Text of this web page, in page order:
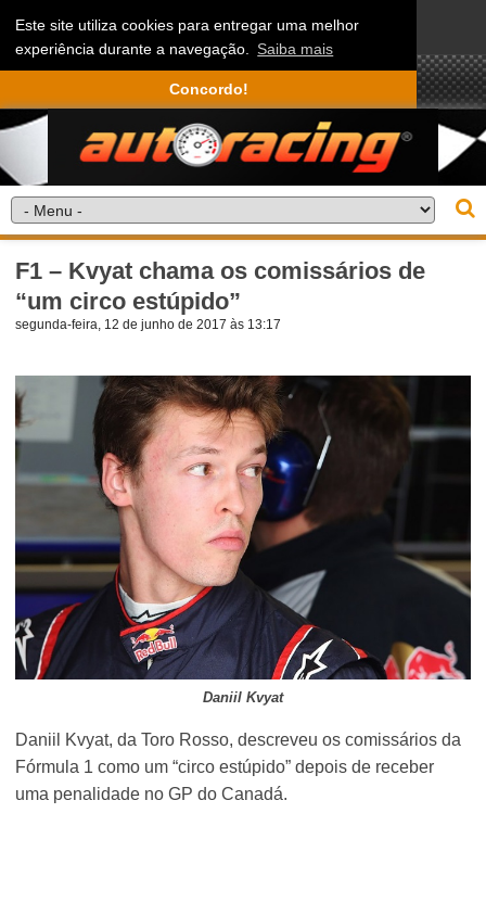
Este site utiliza cookies para entregar uma melhor
experiência durante a navegação. Saiba mais
Concordo!
F1 – Kvyat chama os comissários de
“um circo estúpido”
segunda-feira, 12 de junho de 2017 às 13:17
Daniil Kvyat
Daniil Kvyat, da Toro Rosso, descreveu os comissários da
Fórmula 1 como um “circo estúpido” depois de receber
uma penalidade no GP do Canadá.